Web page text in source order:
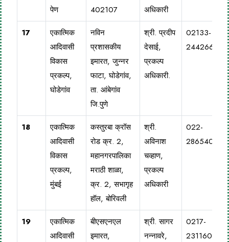
पेण
402107
अधिकारी
17
एकात्मिक
आदिवासी
विकास
प्रकल्प,
घोडेगांव
नविन
प्रशासकीय
इमारत, जुन्नर
फाटा, घोडेगांव,
ता. आंबेगांव
जि.पुणे
श्री. प्रदीप
देसाई,
प्रकल्प
अधिकारी.
02133-
244266
18
एकात्मिक
आदिवासी
विकास
प्रकल्प,
मुंबई
कस्तुरबा क्रॉस
रोड क्र. 2,
महानगरपालिका
मराठी शाळा,
क्र. 2, सभागृह
हॉल, बोरिवली
श्री.
अविनाश
चव्हाण,
प्रकल्प
अधिकारी
022-
28654023
19
एकात्मिक
आदिवासी
बीएसएनएल
इमारत,
श्री. सागर
नन्नावरे,
0217-
2311600